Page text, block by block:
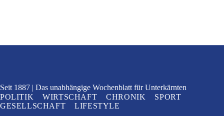
Seit 1887 Das unabhängige Wochenblatt für Unterkärnten
POLITIK
WIRTSCHAFT CHRONIK
SPORT
GESELLSCHAFT
LIFESTYLE